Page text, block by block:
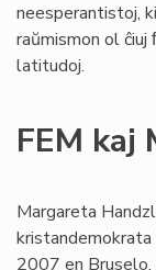
neesperantistoj,
raŭmismon ol ĉiuj
latitudoj.
FEM kaj
Margareta
2007 en Bruselo,